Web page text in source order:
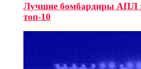
Лучшие бомбардиры АПЛ
топ-10